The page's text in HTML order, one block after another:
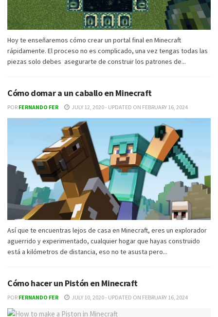
Hoy te enseñaremos cómo crear un portal final en Minecraft
rápidamente. El proceso no es complicado, una vez tengas todas las
piezas solo debes asegurarte de construir los patrones de...
Cómo domar a un caballo en Minecraft
POR FERNANDO FER JULY 12, 2020 - UPDATED ON FEBRUARY 16, 2024
Así que te encuentras lejos de casa en Minecraft, eres un explorador
aguerrido y experimentado, cualquier hogar que hayas construido
está a kilómetros de distancia, eso no te asusta pero...
Cómo hacer un Pistón en Minecraft
POR FERNANDO FER JULY 10, 2020 - UPDATED ON FEBRUARY 16, 2024